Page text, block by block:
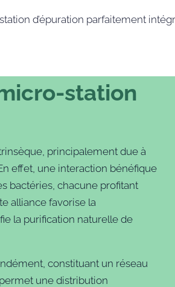
station d’épuration parfaitement
station
principalement due à
effet, une interaction bénéfique
bactéries, chacune profitant
alliance favorise la
la purification naturelle de
constituant un réseau
une distribution